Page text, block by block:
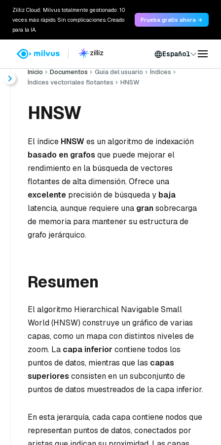
Zilliz Cloud: Milvus totalmente gestionado: 10
veces más rápido. Sin complicaciones. Creado
para la IA.
Prueba gratis ahora →
Español
Inicio Documentos Guía del usuario
Índices
Índices vectoriales flotantes
HNSW
HNSW
El índice HNSWes un algoritmo de indexación
basado en grafos que puede mejorar el
rendimiento en la búsqueda de vectores
flotantes de alta dimensión. Ofrece una
excelente precisión de búsqueda y baja
latencia, aunque requiere una gransobrecarga
de memoria para mantener su estructura de
grafo jerárquico.
Resumen
El algoritmo Hierarchical Navigable Small
World (HNSW) construye un gráfico de varias
capas, como un mapa con distintos niveles de
zoom. La capa inferior contiene todos los
puntos de datos, mientras que las capas
superiores consisten en un subconjunto de
puntos de datos muestreados de la capa inferior.
En esta jerarquía, cada capa contiene nodos que
representan puntos de datos, conectados por